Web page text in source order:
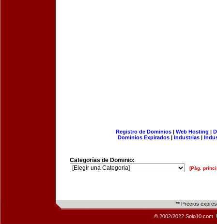
Registro de Dominios| Web Hosting |
Dominios Expirados | Industrias |
Categorías de Dominio:
[Pág.
** Precios
© 2002/2022 Solo10.com